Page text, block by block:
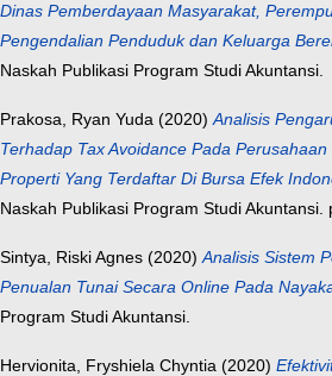
Dinas Pemberdayaan Masyarakat,
Pengendalian Penduduk dan Keluarga
Naskah Publikasi Program Studi Akuntansi.
Prakosa, Ryan Yuda (2020)Analisis
Terhadap Tax Avoidance Pada
Properti Yang Terdaftar Di Bursa Efek
Naskah Publikasi Program Studi Akuntansi.
Sintya, Riski Agnes (2020)Analisis Sistem
Penualan Tunai Secara Online Pada
Program Studi Akuntansi.
Hervionita, Fryshiela Chyntia (2020)